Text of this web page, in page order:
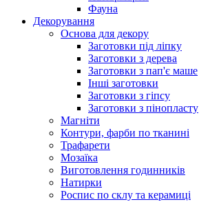
Фауна
Декорування
Основа для декору
Заготовки під ліпку
Заготовки з дерева
Заготовки з пап'є маше
Інші заготовки
Заготовки з гіпсу
Заготовки з пінопласту
Магніти
Контури, фарби по тканині
Трафарети
Мозаїка
Виготовлення годинників
Натирки
Роспис по склу та керамиці